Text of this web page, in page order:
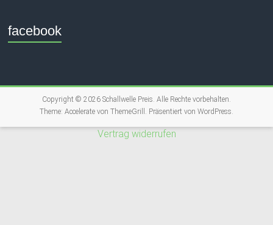
facebook
Copyright © 2026 Schallwelle Preis. Alle Rechte vorbehalten.
Theme: Acceleratevon ThemeGrill. Präsentiert von WordPress.
Vertrag widerrufen